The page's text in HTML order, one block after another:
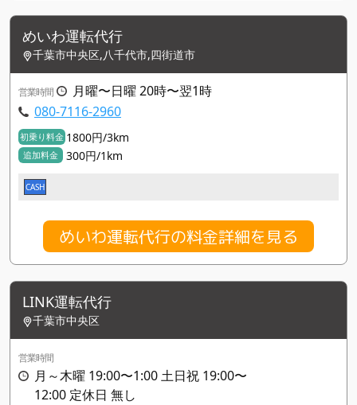
めいわ運転代行
千葉市中央区,八千代市,四街道市
営業時間
月曜〜日曜 20時〜翌1時
080-7116-2960
初乗り料金 1800円/3km
追加料金 300円/1km
CASH
めいわ運転代行の料金詳細を見る
LINK運転代行
千葉市中央区
営業時間
月～木曜 19:00〜1:00 土日祝 19:00〜
12:00 定休日 無し